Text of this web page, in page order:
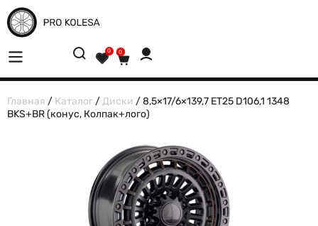
0 0
Главная / Каталог /Диски / 8,5×17/6×139,7 ET25 D106,1 1348
BKS+BR (конус, Колпак+лого)